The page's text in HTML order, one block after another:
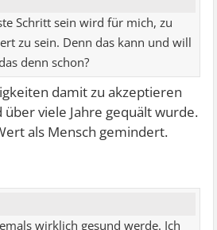
Schritt sein wird für mich, zu
zu sein. Denn das kann und will
denn schon?
damit zu akzeptieren
über viele Jahre gequält wurde.
als Mensch gemindert.
wirklich gesund werde. Ich